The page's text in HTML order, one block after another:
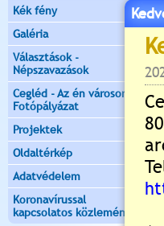
Kék fény
Galéria
Választások -
Népszavazások
Cegléd - Az én városom -
Fotópályázat
Projektek
Oldaltérkép
Adatvédelem
Koronavírussal
kapcsolatos közlemények